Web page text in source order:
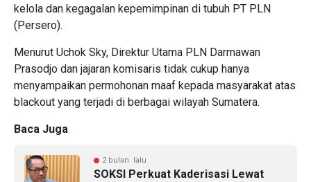
kelola dan kegagalan kepemimpinan di tubuh PT PLN
(Persero).
Menurut Uchok Sky, Direktur Utama PLN Darmawan
Prasodjo dan jajaran komisaris tidak cukup hanya
menyampaikan permohonan maaf kepada masyarakat atas
blackout yang terjadi di berbagai wilayah Sumatera.
Baca Juga
2 bulan lalu
SOKSI Perkuat Kaderisasi Lewat